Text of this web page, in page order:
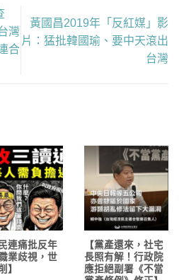
灣
合
黃國昌2019年「反紅媒」影
片：猛批韓國瑜、要中天滾出
台灣
民連痛批反年
業歧視，世
】
【黨產還來，社宅
長照有解！行政院
應拒絕副署《不當